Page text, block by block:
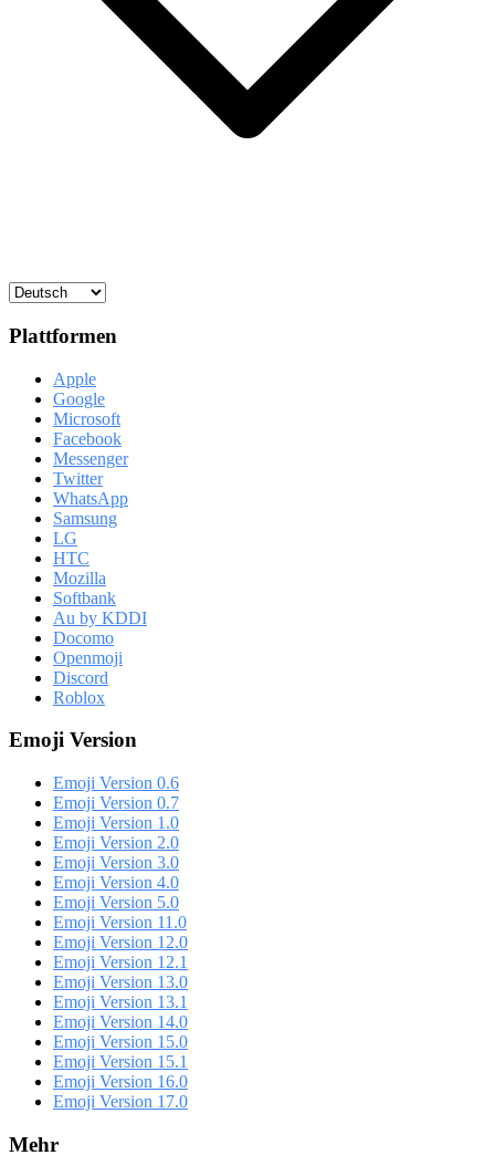
Plattformen
Apple
Google
Microsoft
Facebook
Messenger
Twitter
WhatsApp
Samsung
LG
HTC
Mozilla
Softbank
Au by KDDI
Docomo
Openmoji
Discord
Roblox
Emoji Version
Emoji Version 0.6
Emoji Version 0.7
Emoji Version 1.0
Emoji Version 2.0
Emoji Version 3.0
Emoji Version 4.0
Emoji Version 5.0
Emoji Version 11.0
Emoji Version 12.0
Emoji Version 12.1
Emoji Version 13.0
Emoji Version 13.1
Emoji Version 14.0
Emoji Version 15.0
Emoji Version 15.1
Emoji Version 16.0
Emoji Version 17.0
Mehr